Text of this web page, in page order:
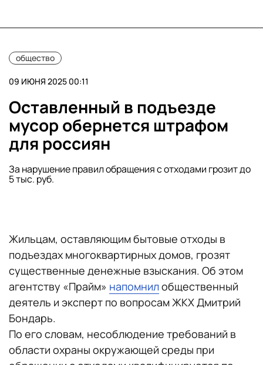
общество
09 ИЮНЯ 2025 00:11
Оставленный в подъезде
мусор обернется штрафом
для россиян
За нарушение правил обращения с отходами грозит до
5 тыс. руб.
Жильцам, оставляющим бытовые отходы в
подъездах многоквартирных домов, грозят
существенные денежные взыскания. Об этом
агентству «Прайм» напомнилобщественный
деятель и эксперт по вопросам ЖКХ Дмитрий
Бондарь.
По его словам, несоблюдение требований в
области охраны окружающей среды при